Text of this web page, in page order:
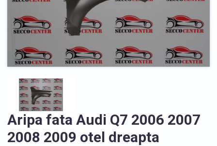
Aripa fata Audi Q7 2006 2007
2008 2009 otel dreapta